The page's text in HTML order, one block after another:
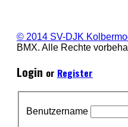
© 2014 SV-DJK
BMX. Alle Rechte
Login or Register
Benutzername